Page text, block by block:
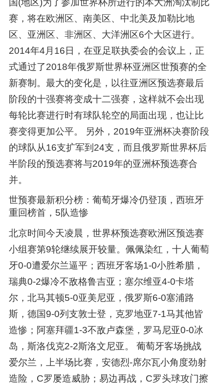
国(地区)为了参加世界杯所进行的本大洲淘汰制比
赛，将在欧洲区、南美区、中北美及加勒比地
区、亚洲区、非洲区、大洋洲区6个大区进行。
2014年4月16日，在亚足联执委会的会议上，正
式通过了2018年俄罗斯世界杯亚洲区世预赛的全
新赛制。最大的变化是，以往亚洲区预选赛最后
阶段的十强赛将变成十二强赛，这样就不会出现
每轮比赛进行时有球队轮空的局面出现，也让比
赛变得更加公平。 另外，2019年亚洲杯决赛阶段
的球队从16支扩军到24支，而且俄罗斯世界杯后
半阶段的预选赛将与2019年的亚洲杯预选赛合
并。
世预赛最新积分榜：葡萄牙爆冷仍登顶，西班牙
重回榜首，5队造惨
北京时间今天凌晨，世界杯预选赛欧洲区预选赛
小组赛第9轮继续展开较量。佩佩染红，十人葡萄
牙0-0遭爱尔兰逼平；西班牙客场1-0小胜希腊，
瑞典0-2爆冷不敌格鲁吉亚；塞尔维亚4-0卡塔
尔，北马其顿5-0亚美尼亚，俄罗斯6-0塞浦路
斯，德国9-0列支敦士登，克罗地亚7-1马其他皆
造惨；阿塞拜疆1-3不敌卢森堡，罗马尼亚0-0冰
岛，斯洛伐克2-2斯洛文尼亚。 葡萄牙客场挑战
爱尔兰，上半场比赛，安德烈-席尔瓦小角度劲射
造险，C罗屡造威胁；易边再战，C罗头球攻门擦